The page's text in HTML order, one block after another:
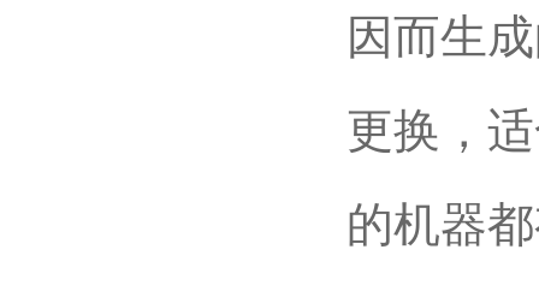
因而生
更换，
的机器